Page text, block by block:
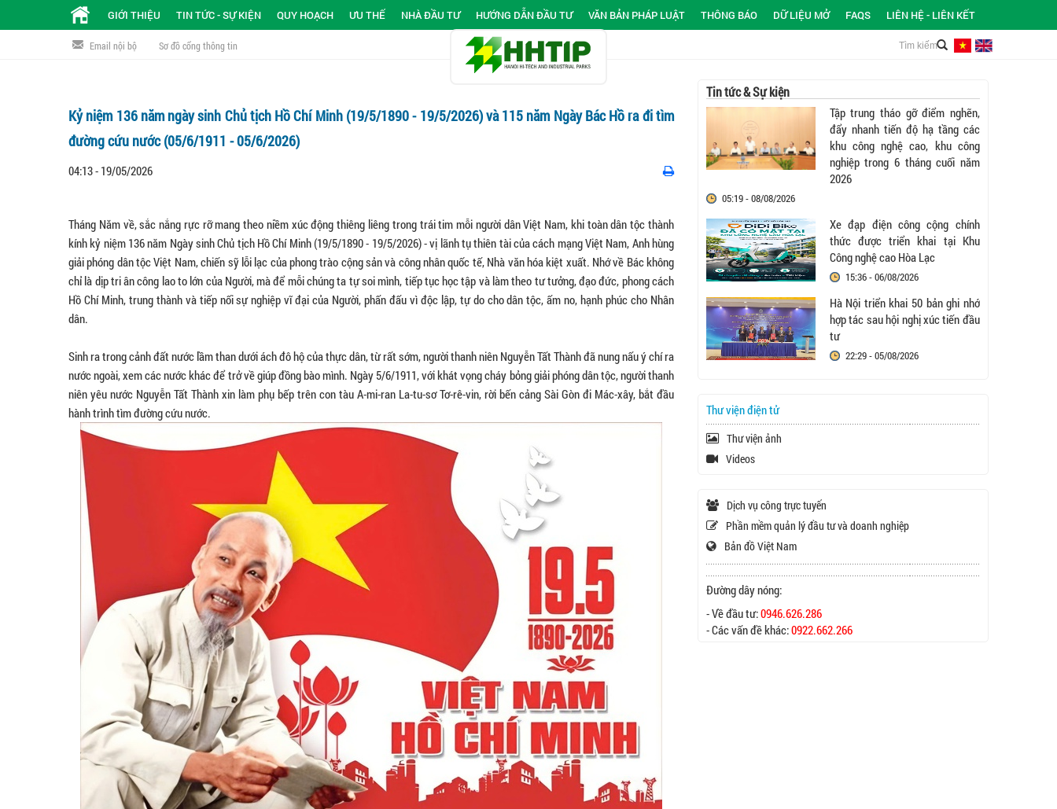
GIỚI THIỆU TIN TỨC - SỰ KIỆN QUY HOẠCH ƯU THẾ NHÀ ĐẦU TƯ HƯỚNG DẪN ĐẦU TƯ VĂN BẢN PHÁP LUẬT THÔNG BÁO DỮ LIỆU MỞ FAQS LIÊN HỆ - LIÊN KẾT
Email nội bộ Sơ đồ cổng thông tin
Kỷ niệm 136 năm ngày sinh Chủ tịch Hồ Chí Minh (19/5/1890 - 19/5/2026) và 115 năm Ngày Bác Hồ ra đi tìm
đường cứu nước (05/6/1911 - 05/6/2026)
04:13 - 19/05/2026
Tháng Năm về, sắc nắng rực rỡ mang theo niềm xúc động thiêng liêng trong trái tim mỗi người dân Việt Nam, khi toàn dân tộc thành
kính kỷ niệm 136 năm Ngày sinh Chủ tịch Hồ Chí Minh (19/5/1890 - 19/5/2026) - vị lãnh tụ thiên tài của cách mạng Việt Nam, Anh hùng
giải phóng dân tộc Việt Nam, chiến sỹ lỗi lạc của phong trào cộng sản và công nhân quốc tế, Nhà văn hóa kiệt xuất. Nhớ về Bác không
chỉ là dịp tri ân công lao to lớn của Người, mà để mỗi chúng ta tự soi mình, tiếp tục học tập và làm theo tư tưởng, đạo đức, phong cách
Hồ Chí Minh, trung thành và tiếp nối sự nghiệp vĩ đại của Người, phấn đấu vì độc lập, tự do cho dân tộc, ấm no, hạnh phúc cho Nhân
dân.
Sinh ra trong cảnh đất nước lầm than dưới ách đô hộ của thực dân, từ rất sớm, người thanh niên Nguyễn Tất Thành đã nung nấu ý chí ra
nước ngoài, xem các nước khác để trở về giúp đồng bào mình. Ngày 5/6/1911, với khát vọng cháy bỏng giải phóng dân tộc, người thanh
niên yêu nước Nguyễn Tất Thành xin làm phụ bếp trên con tàu A-mi-ran La-tu-sơ Tơ-rê-vin, rời bến cảng Sài Gòn đi Mác-xây, bắt đầu
hành trình tìm đường cứu nước.
Tin tức & Sự kiện
Tập trung tháo gỡ điểm nghẽn,
đẩy nhanh tiến độ hạ tầng các
khu công nghệ cao, khu công
nghiệp trong 6 tháng cuối năm
2026
05:19 - 08/08/2026
Xe đạp điện công cộng chính
thức được triển khai tại Khu
Công nghệ cao Hòa Lạc
15:36 - 06/08/2026
Hà Nội triển khai 50 bản ghi nhớ
hợp tác sau hội nghị xúc tiến đầu
tư
22:29 - 05/08/2026
Thư viện điện tử
Thư viện ảnh
Videos
Dịch vụ công trực tuyến
Phần mềm quản lý đầu tư và doanh nghiệp
Bản đồ Việt Nam
Đường dây nóng:
- Về đầu tư:0946.626.286
- Các vấn đề khác:0922.662.266